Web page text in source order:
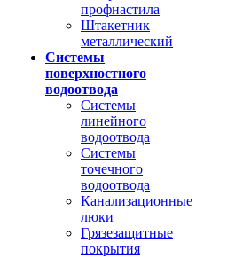
профнастила
Штакетник
металлический
Системы
поверхностного
водоотвода
Системы
линейного
водоотвода
Системы
точечного
водоотвода
Канализационные
люки
Грязезащитные
покрытия